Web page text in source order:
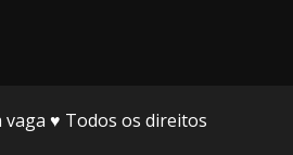
vaga ♥️ Todos os direitos